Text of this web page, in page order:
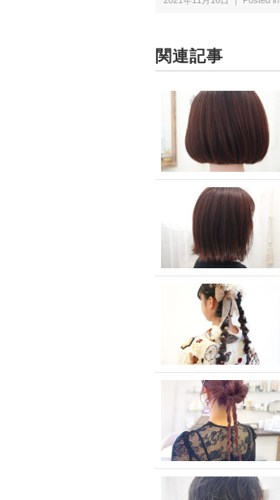
i
で
共
有
し
ド
ウ
で
開
き
で
に
は
ク
ッ
て
く
だ
さ
い
(新
し
い
ウ
ィ
ン
開
き
ま
す)
関連記事